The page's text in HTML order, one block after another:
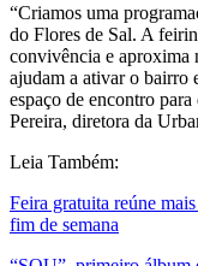
“Criamos uma
do Flores de Sal. A
convivência e aproxima
ajudam a ativar o bairro
espaço de encontro
Pereira, diretora da
Leia Também:
Feira gratuita reúne
fim de semana